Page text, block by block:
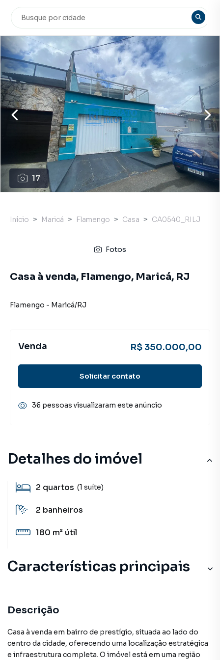
17
Detalhes do imóvel
2 quartos (1 suíte)
2 banheiros
180 m² útil
Características principais
Descrição
Casa à venda em bairro de prestígio, situada ao lado do
centro da cidade, oferecendo uma localização estratégica
e infraestrutura completa. O imóvel está em uma região
Início Maricá Flamengo Casa CA0540_RILJ
Fotos
Casa à venda, Flamengo, Maricá, RJ
Flamengo - Maricá/RJ
Venda R$ 350.000,00
Solicitar contato
36 pessoas visualizaram este anúncio